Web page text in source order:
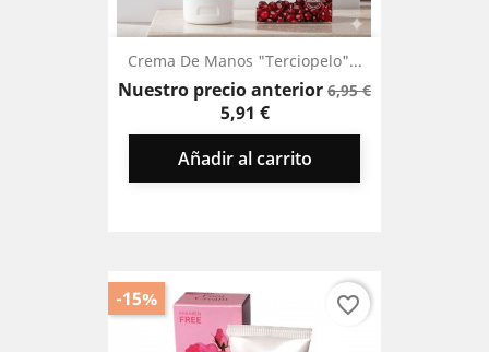
Crema De Manos "Terciopelo"...
Nuestro precio anteriorPrecio
6,95 €Precio
5,91 €
Añadir al carrito
-15% favorite_border